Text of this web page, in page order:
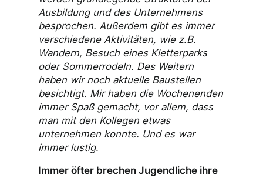
Ausbildung und des Unternehmens
besprochen. Außerdem gibt es immer
verschiedene Aktivitäten, wie z.B.
Wandern, Besuch eines Kletterparks
oder Sommerrodeln. Des Weitern
haben wir noch aktuelle Baustellen
besichtigt. Mir haben die Wochenenden
immer Spaß gemacht, vor allem, dass
man mit den Kollegen etwas
unternehmen konnte. Und es war
immer lustig.
Immer öfter brechen Jugendliche ihre